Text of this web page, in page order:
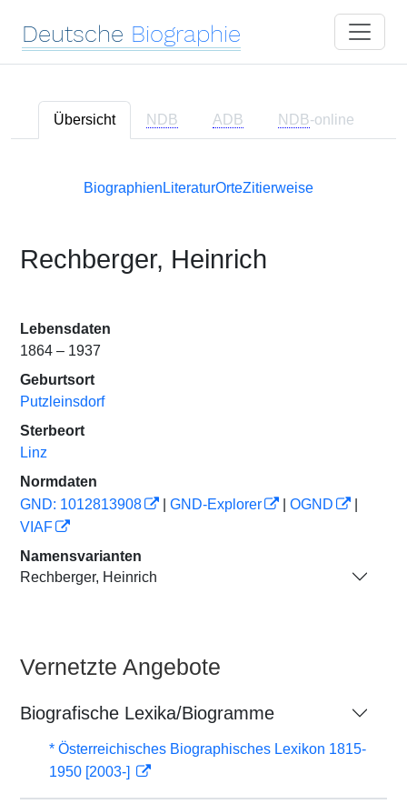
Deutsche Biographie
Übersicht NDB ADB NDB-online
Biographien LiteraturOrteZitierweise
Rechberger, Heinrich
Lebensdaten
1864 – 1937
Geburtsort
Putzleinsdorf
Sterbeort
Linz
Normdaten
GND: 1012813908
GND-Explorer OGND
VIAF
Namensvarianten
Rechberger, Heinrich
Vernetzte Angebote
Biografische Lexika/Biogramme
* Österreichisches Biographisches Lexikon 1815-
1950 [2003-]